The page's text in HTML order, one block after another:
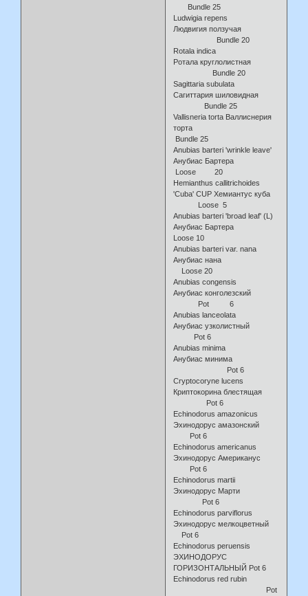
Bundle 25
Ludwigia repens
Людвигия ползучая
Bundle 20
Rotala indica
Ротала круглолистная
Bundle 20
Sagittaria subulata
Сагиттария шиловидная
Bundle 25
Vallisneria torta Валлиснерия
торта
Bundle 25
Anubias barteri 'wrinkle leave'
Анубиас Бартера
Loose 20
Hemianthus callitrichoides
'Cuba' CUP Хемиантус куба
Loose 5
Anubias barteri 'broad leaf' (L)
Анубиас Бартера
Loose 10
Anubias barteri var. nana
Анубиас нана
Loose 20
Anubias congensis
Анубиас конголезский
Pot 6
Anubias lanceolata
Анубиас узколистный
Pot 6
Anubias minima
Анубиас минима
Pot 6
Cryptocoryne lucens
Криптокорина блестящая
Pot 6
Echinodorus amazonicus
Эхинодорус амазонский
Pot 6
Echinodorus americanus
Эхинодорус Американус
Pot 6
Echinodorus martii
Эхинодорус Марти
Pot 6
Echinodorus parviflorus
Эхинодорус мелкоцветный
Pot 6
Echinodorus peruensis
ЭХИНОДОРУС
ГОРИЗОНТАЛЬНЫЙ Pot 6
Echinodorus red rubin
Pot